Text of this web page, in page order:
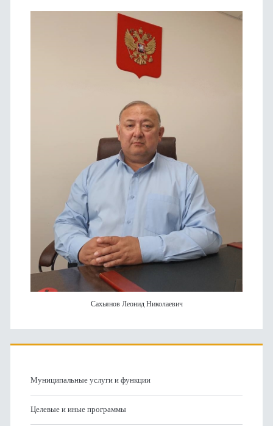
Сахьянов Леонид Николаевич
Муниципальные услуги и функции
Целевые и иные программы